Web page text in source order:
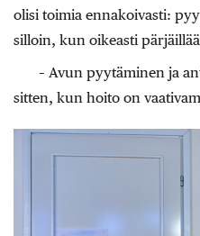
olisi toimia ennakoivasti:
silloin, kun oikeasti
– Avun pyytäminen ja
sitten, kun hoito on